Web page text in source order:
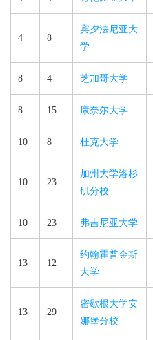
4 8
宾夕法尼亚大
学
8 4 芝加哥大学
8 15 康奈尔大学
10 8 杜克大学
10 23
加州大学洛杉
矶分校
10 23 弗吉尼亚大学
13 12
约翰霍普金斯
大学
13 29
密歇根大学安
娜堡分校